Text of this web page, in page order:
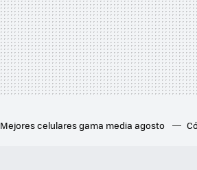
Mejores celulares gama media agosto